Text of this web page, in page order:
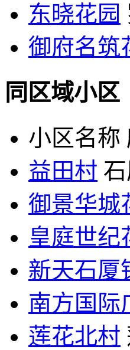
东晓花园
御府名筑
同区域小区
小区名称
益田村
御景华城
皇庭世纪
新天石厦
南方国际
莲花北村